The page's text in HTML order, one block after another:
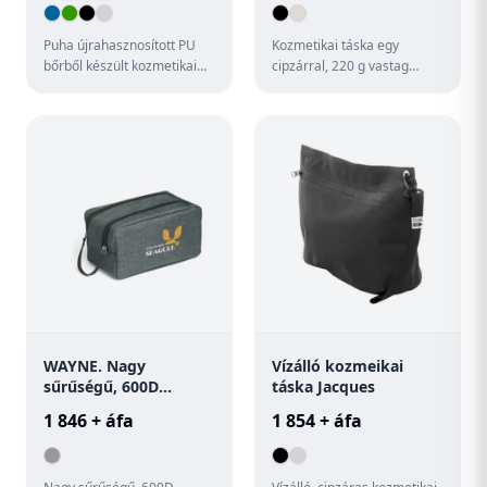
Puha újrahasznosított PU
bőrből készült kozmetikai
Kozmetikai táska egy
cipzárral, 220 g vastag
WAYNE. Nagy
sűrűségű, 600D
táska fogantyúval
1 846 + áfa
Vízálló kozmeikai
táska Jacques
1 854 + áfa